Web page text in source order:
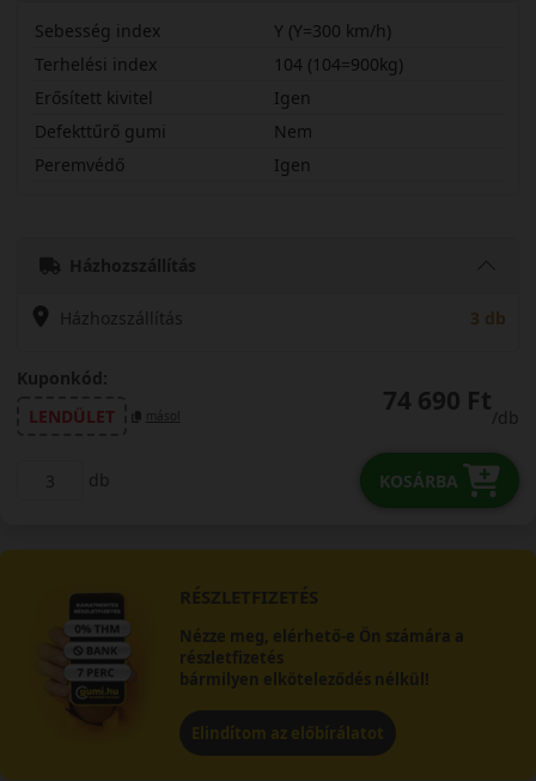
Sebesség index
Y (Y=300 km/h)
Terhelési index
104 (104=900kg)
Erősített kivitel
Igen
Defekttűrő gumi
Nem
Peremvédő
Igen
Házhozszállítás
Házhozszállítás 3 db
Kuponkód:
LENDÜLET
másol 74 690 Ft
/db
db KOSÁRBA
RÉSZLETFIZETÉS
Nézze meg, elérhető-e Ön számára a
részletfizetés
bármilyen elköteleződés nélkül!
Elindítom az előbírálatot